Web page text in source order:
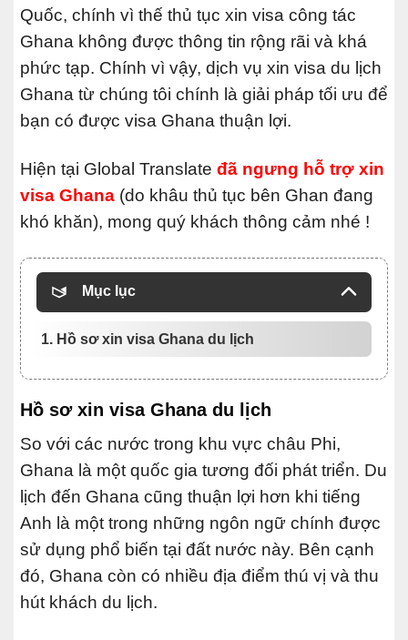
Quốc, chính vì thế thủ tục xin visa công tác
Ghana không được thông tin rộng rãi và khá
phức tạp. Chính vì vậy, dịch vụ xin visa du lịch
Ghana từ chúng tôi chính là giải pháp tối ưu để
bạn có được visa Ghana thuận lợi.
Hiện tại Global Translate đã ngưng hỗ trợ xin
visa Ghana (do khâu thủ tục bên Ghan đang
khó khăn), mong quý khách thông cảm nhé !
Mục lục
1. Hồ sơ xin visa Ghana du lịch
Hồ sơ xin visa Ghana du lịch
So với các nước trong khu vực châu Phi,
Ghana là một quốc gia tương đối phát triển. Du
lịch đến Ghana cũng thuận lợi hơn khi tiếng
Anh là một trong những ngôn ngữ chính được
sử dụng phổ biến tại đất nước này. Bên cạnh
đó, Ghana còn có nhiều địa điểm thú vị và thu
hút khách du lịch.